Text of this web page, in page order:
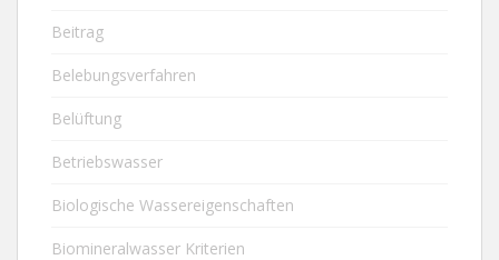
Beitrag
Belebungsverfahren
Belüftung
Betriebswasser
Biologische Wassereigenschaften
Biomineralwasser Kriterien